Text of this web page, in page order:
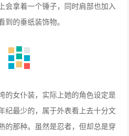
会拿着一个锤子，同时肩部也加入
的垂纸装饰物。
的女仆装，实际上她的角色设定是
纪最少的，属于外表看上去十分文
的那种。虽然是忍者，但却总是穿